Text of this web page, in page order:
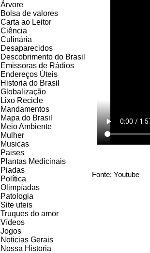
Árvore
Bolsa de valores
Carta ao Leitor
Ciência
Culinária
Desaparecidos
Descobrimento do Brasil
Emissoras de Rádios
Endereços Úteis
Historia do Brasil
Globalização
Lixo Recicle
Mandamentos
Mapa do Brasil
Meio Ambiente
Mulher
Musicas
Paises
Plantas Medicinais
Piadas
Política
Olimpíadas
Patologia
Site uteis
Truques do amor
Vídeos
Jogos
Noticias Gerais
Nossa Historia
Fonte: Youtube